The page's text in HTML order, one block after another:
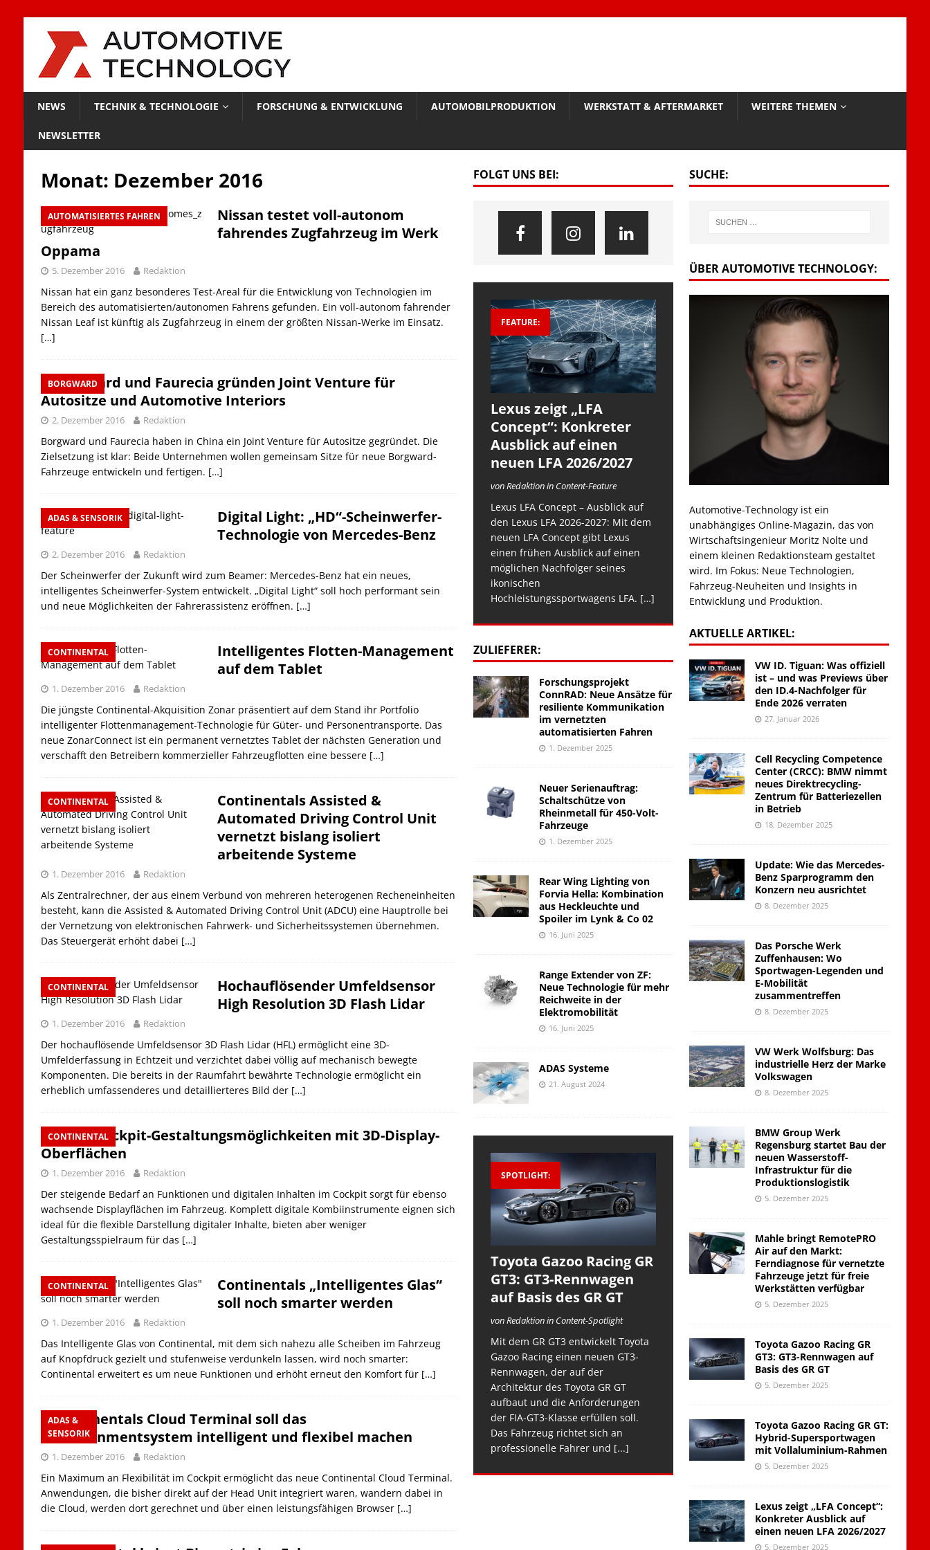
NEWS TECHNIK & TECHNOLOGIE FORSCHUNG & ENTWICKLUNG AUTOMOBILPRODUKTION WERKSTATT & AFTERMARKET WEITERE THEMEN
NEWSLETTER
Monat: Dezember 2016
AUTOMATISIERTES FAHREN
Nissan testet voll-autonom
fahrendes Zugfahrzeug im Werk
Oppama
5. Dezember 2016 Redaktion
Nissan hat ein ganz besonderes Test-Areal für die Entwicklung von Technologien im
Bereich des automatisierten/autonomen Fahrens gefunden. Ein voll-autonom fahrender
Nissan Leaf ist künftig als Zugfahrzeug in einem der größten Nissan-Werke im Einsatz.
[…]
BORGWARD
Borgward und Faurecia gründen Joint Venture für
Autositze und Automotive Interiors
2. Dezember 2016 Redaktion
Borgward und Faurecia haben in China ein Joint Venture für Autositze gegründet. Die
Zielsetzung ist klar: Beide Unternehmen wollen gemeinsam Sitze für neue Borgward-
Fahrzeuge entwickeln und fertigen. […]
ADAS & SENSORIK
Digital Light: „HD“-Scheinwerfer-
Technologie von Mercedes-Benz
2. Dezember 2016 Redaktion
Der Scheinwerfer der Zukunft wird zum Beamer: Mercedes-Benz hat ein neues,
intelligentes Scheinwerfer-System entwickelt. „Digital Light“ soll hoch performant sein
und neue Möglichkeiten der Fahrerassistenz eröffnen. […]
CONTINENTAL
Intelligentes Flotten-Management
auf dem Tablet
1. Dezember 2016 Redaktion
Die jüngste Continental-Akquisition Zonar präsentiert auf dem Stand ihr Portfolio
intelligenter Flottenmanagement-Technologie für Güter- und Personentransporte. Das
neue ZonarConnect ist ein permanent vernetztes Tablet der nächsten Generation und
verschafft den Betreibern kommerzieller Fahrzeugflotten eine bessere […]
CONTINENTAL
Continentals Assisted &
Automated Driving Control Unit
vernetzt bislang isoliert
arbeitende Systeme
1. Dezember 2016 Redaktion
Als Zentralrechner, der aus einem Verbund von mehreren heterogenen Recheneinheiten
besteht, kann die Assisted & Automated Driving Control Unit (ADCU) eine Hauptrolle bei
der Vernetzung von elektronischen Fahrwerk- und Sicherheitssystemen übernehmen.
Das Steuergerät erhöht dabei […]
CONTINENTAL
Hochauflösender Umfeldsensor
High Resolution 3D Flash Lidar
1. Dezember 2016 Redaktion
Der hochauflösende Umfeldsensor 3D Flash Lidar (HFL) ermöglicht eine 3D-
Umfelderfassung in Echtzeit und verzichtet dabei völlig auf mechanisch bewegte
Komponenten. Die bereits in der Raumfahrt bewährte Technologie ermöglicht ein
erheblich umfassenderes und detaillierteres Bild der […]
CONTINENTAL
Neue Cockpit-Gestaltungsmöglichkeiten mit 3D-Display-
Oberflächen
1. Dezember 2016 Redaktion
Der steigende Bedarf an Funktionen und digitalen Inhalten im Cockpit sorgt für ebenso
wachsende Displayflächen im Fahrzeug. Komplett digitale Kombiinstrumente eignen sich
ideal für die flexible Darstellung digitaler Inhalte, bieten aber weniger
Gestaltungsspielraum für das […]
CONTINENTAL
Continentals „Intelligentes Glas“
soll noch smarter werden
1. Dezember 2016 Redaktion
Das Intelligente Glas von Continental, mit dem sich nahezu alle Scheiben im Fahrzeug
auf Knopfdruck gezielt und stufenweise verdunkeln lassen, wird noch smarter:
Continental erweitert es um neue Funktionen und erhöht erneut den Komfort für […]
ADAS &
SENSORIK
Continentals Cloud Terminal soll das
Entertainmentsystem intelligent und flexibel machen
1. Dezember 2016 Redaktion
Ein Maximum an Flexibilität im Cockpit ermöglicht das neue Continental Cloud Terminal.
Anwendungen, die bisher direkt auf der Head Unit integriert waren, wandern dabei in
die Cloud, werden dort gerechnet und über einen leistungsfähigen Browser […]
FOLGT UNS BEI:
FEATURE:
Lexus zeigt „LFA
Concept“: Konkreter
Ausblick auf einen
neuen LFA 2026/2027
von Redaktion in Content-Feature
Lexus LFA Concept – Ausblick auf
den Lexus LFA 2026-2027: Mit dem
neuen LFA Concept gibt Lexus
einen frühen Ausblick auf einen
möglichen Nachfolger seines
ikonischen
Hochleistungssportwagens LFA. […]
ZULIEFERER:
Forschungsprojekt
ConnRAD: Neue Ansätze für
resiliente Kommunikation
im vernetzten
automatisierten Fahren
1. Dezember 2025
Neuer Serienauftrag:
Schaltschütze von
Rheinmetall für 450-Volt-
Fahrzeuge
1. Dezember 2025
Rear Wing Lighting von
Forvia Hella: Kombination
aus Heckleuchte und
Spoiler im Lynk & Co 02
16. Juni 2025
Range Extender von ZF:
Neue Technologie für mehr
Reichweite in der
Elektromobilität
16. Juni 2025
ADAS Systeme
21. August 2024
SPOTLIGHT:
Toyota Gazoo Racing GR
GT3: GT3-Rennwagen
auf Basis des GR GT
von Redaktion in Content-Spotlight
Mit dem GR GT3 entwickelt Toyota
Gazoo Racing einen neuen GT3-
Rennwagen, der auf der
Architektur des Toyota GR GT
aufbaut und die Anforderungen
der FIA-GT3-Klasse erfüllen soll.
Das Fahrzeug richtet sich an
professionelle Fahrer und [...]
SUCHE:
ÜBER AUTOMOTIVE TECHNOLOGY:
Automotive-Technology ist ein
unabhängiges Online-Magazin, das von
Wirtschaftsingenieur Moritz Nolte und
einem kleinen Redaktionsteam gestaltet
wird. Im Fokus: Neue Technologien,
Fahrzeug-Neuheiten und Insights in
Entwicklung und Produktion.
AKTUELLE ARTIKEL:
VW ID. Tiguan: Was offiziell
ist – und was Previews über
den ID.4-Nachfolger für
Ende 2026 verraten
27. Januar 2026
Cell Recycling Competence
Center (CRCC): BMW nimmt
neues Direktrecycling-
Zentrum für Batteriezellen
in Betrieb
18. Dezember 2025
Update: Wie das Mercedes-
Benz Sparprogramm den
Konzern neu ausrichtet
8. Dezember 2025
Das Porsche Werk
Zuffenhausen: Wo
Sportwagen-Legenden und
E-Mobilität
zusammentreffen
8. Dezember 2025
VW Werk Wolfsburg: Das
industrielle Herz der Marke
Volkswagen
8. Dezember 2025
BMW Group Werk
Regensburg startet Bau der
neuen Wasserstoff-
Infrastruktur für die
Produktionslogistik
5. Dezember 2025
Mahle bringt RemotePRO
Air auf den Markt:
Ferndiagnose für vernetzte
Fahrzeuge jetzt für freie
Werkstätten verfügbar
5. Dezember 2025
Toyota Gazoo Racing GR
GT3: GT3-Rennwagen auf
Basis des GR GT
5. Dezember 2025
Toyota Gazoo Racing GR GT:
Hybrid-Supersportwagen
mit Vollaluminium-Rahmen
5. Dezember 2025
Lexus zeigt „LFA Concept“:
Konkreter Ausblick auf
einen neuen LFA 2026/2027
5. Dezember 2025